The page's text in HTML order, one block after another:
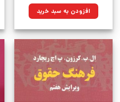
۳۶۰,۰۰۰تومان
بود.
۲۸۹,۸۰۰تومان.افزودن به سبد خرید